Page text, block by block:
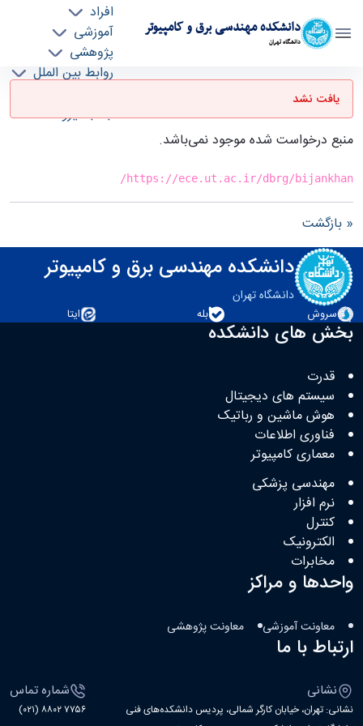
دانشکده مهندسی برق و کامپیوتر
دانشگاه تهران
افراد
آموزشی
پژوهشی
روابط بین الملل
جذب نیرو
صفحه اصلی - ece- دانشکده مهندسی برق و
کامپیوتر
یافت نشد
منبع درخواست شده موجود نمی‌باشد.
https://ece.ut.ac.ir/dbrg/bijankhan/
« بازگشت
دانشکده مهندسی برق و کامپیوتر
دانشگاه تهران
سروش
بله ایتا
بخش های دانشکده
قدرت
سیستم های دیجیتال
هوش ماشین و رباتیک
فناوری اطلاعات
معماری کامپیوتر
مهندسی پزشکی
نرم افزار
کنترل
الکترونیک
مخابرات
واحدها و مراکز
معاونت آموزشی معاونت پژوهشی
ارتباط با ما
نشانی
نشانی: تهران، خیابان کارگر شمالی، پردیس دانشکده‌های فنی
شماره تماس
۷۷۵۶ ۸۸۰۲ (۰۲۱)